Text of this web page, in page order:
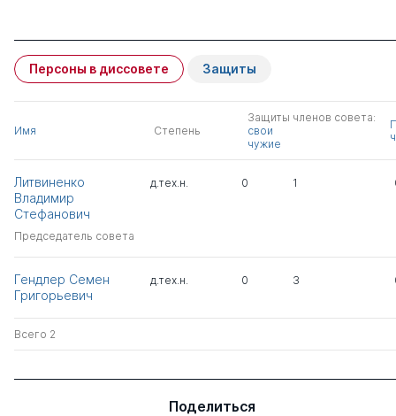
Персоны в диссовете Защиты
Имя Степень
Защиты членов совета:
свои
чужие
Литвиненко
Владимир
Стефанович
Председатель совета
д.тех.н. 0 1
Гендлер Семен
Григорьевич
д.тех.н. 0 3
Всего 2
Поделиться